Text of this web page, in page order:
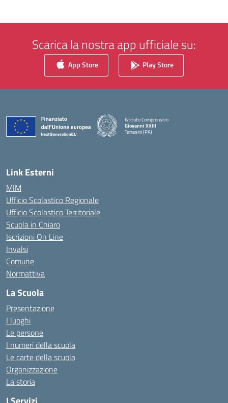
Scarica la nostra app ufficiale su:
App Store Play Store
Istituto Comprensivo
Giovanni XXIII
Terrasini (PA)
Link Esterni
MIM
Ufficio Scolastico Regionale
Ufficio Scolastico Territoriale
Scuola in Chiaro
Iscrizioni On Line
Invalsi
Comune
Normattiva
La Scuola
Presentazione
I luoghi
Le persone
I numeri della scuola
Le carte della scuola
Organizzazione
La storia